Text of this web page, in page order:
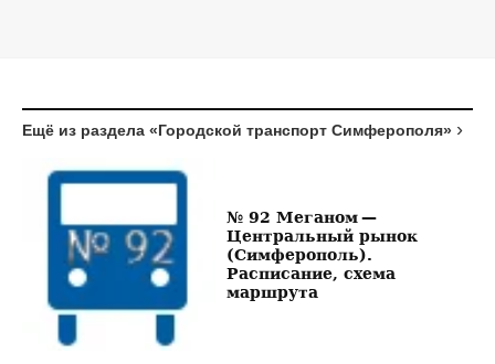
Ещё из раздела «Городской транспорт Симферополя»
№ 92 Меганом —
Центральный рынок
(Симферополь).
Расписание, схема
маршрута